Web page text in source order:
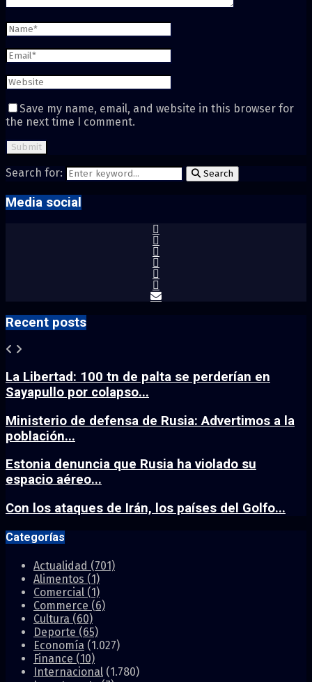
Save my name, email, and website in this browser for
the next time I comment.
Search for: Search
Media social
Recent posts
La Libertad: 100 tn de palta se perderían en
Sayapullo por colapso...
Ministerio de defensa de Rusia: Advertimos a la
población...
Estonia denuncia que Rusia ha violado su
espacio aéreo...
Con los ataques de Irán, los países del Golfo...
Categorías
Actualidad (701)
Alimentos (1)
Comercial (1)
Commerce (6)
Cultura (60)
Deporte (65)
Economía (1.027)
Finance (10)
Internacional (1.780)